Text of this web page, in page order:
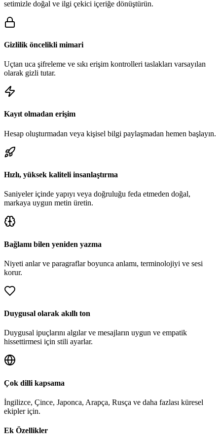
setimizle doğal ve ilgi çekici içeriğe dönüştürün.
Gizlilik öncelikli mimari
Uçtan uca şifreleme ve sıkı erişim kontrolleri taslakları varsayılan
olarak gizli tutar.
Kayıt olmadan erişim
Hesap oluşturmadan veya kişisel bilgi paylaşmadan hemen başlayın.
Hızlı, yüksek kaliteli insanlaştırma
Saniyeler içinde yapıyı veya doğruluğu feda etmeden doğal,
markaya uygun metin üretin.
Bağlamı bilen yeniden yazma
Niyeti anlar ve paragraflar boyunca anlamı, terminolojiyi ve sesi
korur.
Duygusal olarak akıllı ton
Duygusal ipuçlarını algılar ve mesajların uygun ve empatik
hissettirmesi için stili ayarlar.
Çok dilli kapsama
İngilizce, Çince, Japonca, Arapça, Rusça ve daha fazlası küresel
ekipler için.
Ek Özellikler